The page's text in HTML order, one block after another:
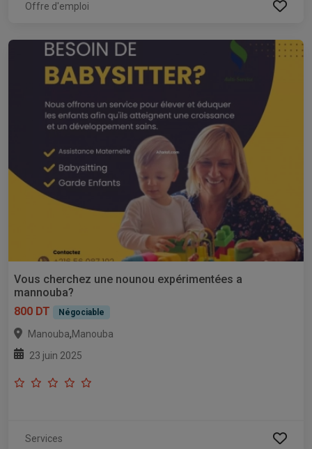
Offre d'emploi
Vous cherchez une nounou expérimentées a
mannouba?
800 DT
Négociable
Manouba,Manouba
23 juin 2025
Services